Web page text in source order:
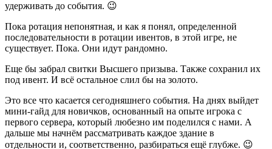
удерживать до события. 😉
Пока ротация непонятная, и как я понял, определенной
последовательности в ротации ивентов, в этой игре, не
существует. Пока. Они идут рандомно.
Еще бы забрал свитки Высшего призыва. Также сохранил их
под ивент. И всё остальное слил бы на золото.
Это все что касается сегодняшнего события. На днях выйдет
мини-гайд для новичков, основанный на опыте игрока с
первого сервера, который любезно им поделился с нами. А
дальше мы начнём рассматривать каждое здание в
отдельности и, соответственно, разбираться ещё глубже. 😉